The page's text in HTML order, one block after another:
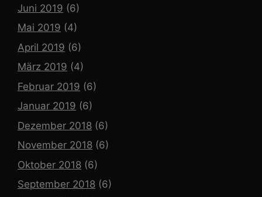
Juni 2019 (6)
Mai 2019 (4)
April 2019 (6)
März 2019 (4)
Februar 2019 (6)
Januar 2019 (6)
Dezember 2018 (6)
November 2018 (6)
Oktober 2018 (6)
September 2018 (6)